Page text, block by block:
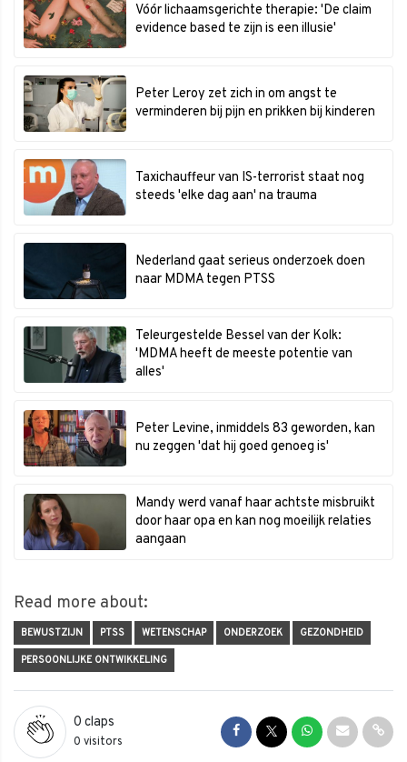
Vóór lichaamsgerichte therapie: 'De claim
evidence based te zijn is een illusie'
Peter Leroy zet zich in om angst te
verminderen bij pijn en prikken bij kinderen
Taxichauffeur van IS-terrorist staat nog
steeds 'elke dag aan' na trauma
Nederland gaat serieus onderzoek doen
naar MDMA tegen PTSS
Teleurgestelde Bessel van der Kolk:
'MDMA heeft de meeste potentie van
alles'
Peter Levine, inmiddels 83 geworden, kan
nu zeggen 'dat hij goed genoeg is'
Mandy werd vanaf haar achtste misbruikt
door haar opa en kan nog moeilijk relaties
aangaan
Read more about:
BEWUSTZIJN PTSS WETENSCHAP ONDERZOEK GEZONDHEID
PERSOONLIJKE ONTWIKKELING
0 claps
0 visitors
Share on Facebook
Share on Twitter
Share onShare via